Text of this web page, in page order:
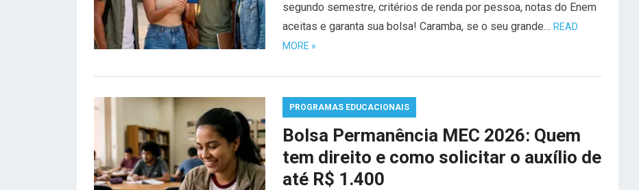
segundo semestre, critérios de renda por pessoa, notas do Enem
aceitas e garanta sua bolsa! Caramba, se o seu grande… READ
MORE »
PROGRAMAS EDUCACIONAIS
Bolsa Permanência MEC 2026: Quem
tem direito e como solicitar o auxílio de
até R$ 1.400